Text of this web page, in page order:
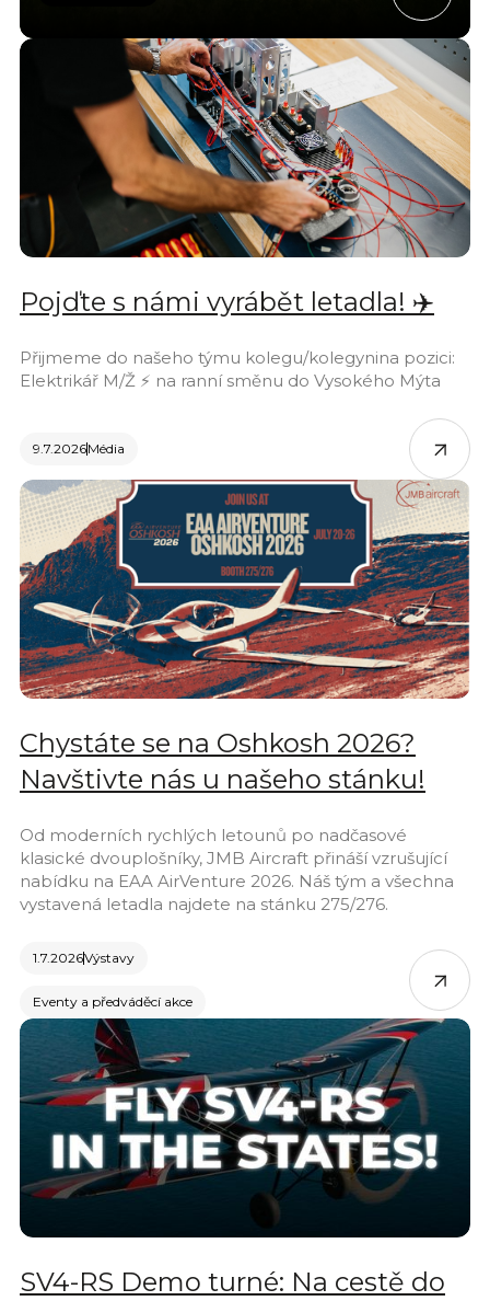
Pojďte s námi vyrábět letadla! ✈️
Přijmeme do našeho týmu kolegu/kolegynina pozici:
Elektrikář M/Ž ⚡ na ranní směnu do Vysokého Mýta
9.7.2026Média
Chystáte se na Oshkosh 2026?
Navštivte nás u našeho stánku!
Od moderních rychlých letounů po nadčasové
klasické dvouplošníky, JMB Aircraft přináší vzrušující
nabídku na EAA AirVenture 2026. Náš tým a všechna
vystavená letadla najdete na stánku 275/276.
1.7.2026Výstavy
Eventy a předváděcí akce
SV4-RS Demo turné: Na cestě do